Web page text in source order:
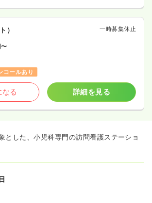
） 一時募集休止
コールあり
なる 詳細を見る
とした、小児科専門の訪問看護ステーショ